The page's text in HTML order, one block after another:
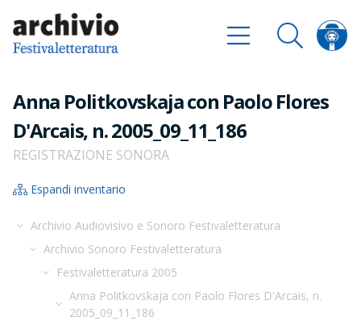
Anna Politkovskaja con Paolo Flores
D'Arcais, n. 2005_09_11_186
REGISTRAZIONE SONORA
Espandi inventario
Archivio Audiovisivo e Sonoro Festivaletteratura
Archivio Sonoro Festivaletteratura
Festivaletteratura 2005
Anna Politkovskaja con Paolo Flores D'Arcais, n.
2005_09_11_186